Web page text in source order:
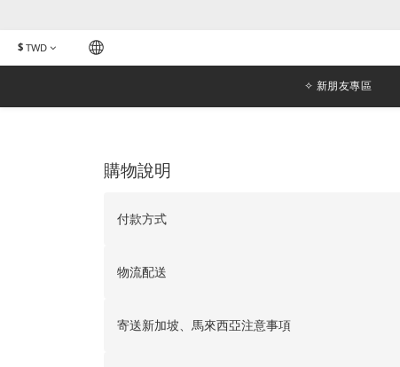
$ TWD
✧ 新朋友專區
購物說明
付款方式
物流配送
寄送新加坡、馬來西亞注意事項